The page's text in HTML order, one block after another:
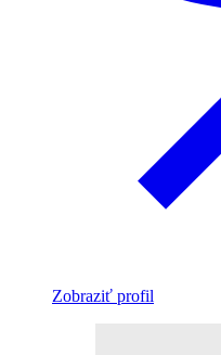
Zobraziť profil